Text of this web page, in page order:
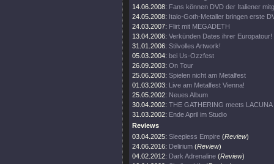
14.06.2008: Fans können DVD der Italiener
24.05.2008: Italo-Goth-Metaller bringen erste
24.03.2007: Flirt mit MEGADETH
13.04.2006: Verkünden Dates ihrer Europatour!
31.01.2006: Stilvolles Artwork!
05.03.2004: bei Us-Ozzfest
26.09.2003: On Tour
25.06.2003: Spielen nicht am Metalfest
01.03.2003: Live am Metalfest Vienna!
25.05.2002: Neues Album
30.04.2002: THE GATHERING meets
31.03.2002: Ende April im Studio
Reviews
03.04.2025: Sleepless Empire (Review)
24.06.2016: Delirium (Review)
04.02.2012: Dark Adrenaline (Review)